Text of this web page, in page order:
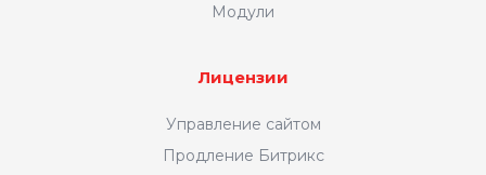
Модули
Лицензии
Управление сайтом
Продление Битрикс